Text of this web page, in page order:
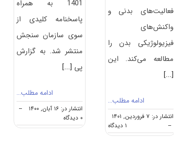
فعالیت‌های بدنی و
واکنش‌های
فیزیولوژیکی بدن را
مطالعه می‌کند. این
[...]
ادامه مطلب…
انتشار در: ۷ فروردین, ۱۴۰۱
--
۱ دیدگاه
گرایش
1401 به همراه
پاسخنامه کلیدی از
سوی سازمان سنجش
منتشر شد. به گزارش
پی [...]
ادامه مطلب…
انتشار در: ۱۶ آبان, ۱۴۰۰
--
۰ دیدگاه
دانلود